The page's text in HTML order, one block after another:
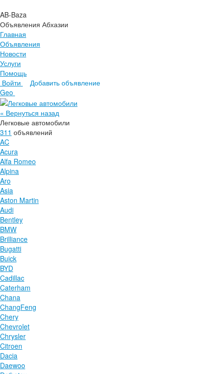
AB-Baza
Объявления Абхазии
Главная
Объявления
Новости
Услуги
Помощь
Войти
Добавить объявление
Главная
Объявления
Новости
Услуги
Помощь
Geo
« Вернуться назад
Легковые автомобили
311 объявлений
AC
Acura
Alfa Romeo
Alpina
Aro
Asia
Aston Martin
Audi
Bentley
BMW
Brilliance
Bugatti
Buick
BYD
Cadillac
Caterham
Chana
ChangFeng
Chery
Chevrolet
Chrysler
Citroen
Dacia
Daewoo